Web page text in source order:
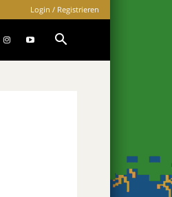
Login / Registrieren